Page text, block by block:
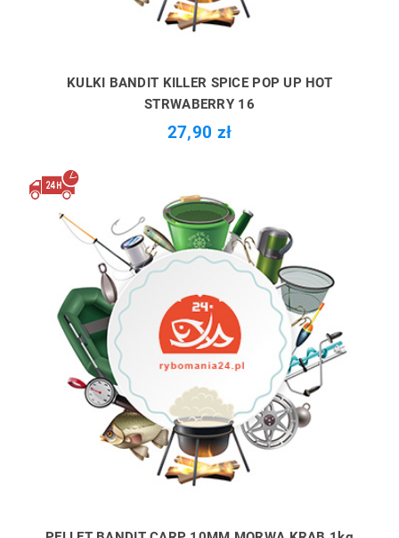
KULKI BANDIT KILLER SPICE POP UP HOT
STRWABERRY 16
27,90 zł